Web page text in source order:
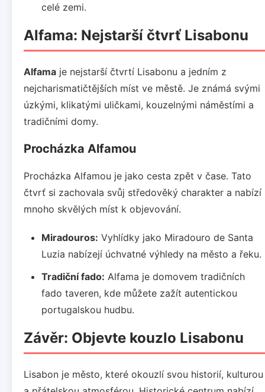
celé zemi.
Alfama: Nejstarší čtvrť Lisabonu
Alfama je nejstarší čtvrtí Lisabonu a jedním z
nejcharismatičtějších míst ve městě. Je známá svými
úzkými, klikatými uličkami, kouzelnými náměstími a
tradičními domy.
Procházka Alfamou
Procházka Alfamou je jako cesta zpět v čase. Tato
čtvrť si zachovala svůj středověký charakter a nabízí
mnoho skvělých míst k objevování.
Miradouros: Vyhlídky jako Miradouro de Santa
Luzia nabízejí úchvatné výhledy na město a řeku.
Tradiční fado: Alfama je domovem tradičních
fado taveren, kde můžete zažít autentickou
portugalskou hudbu.
Závěr: Objevte kouzlo Lisabonu
Lisabon je město, které okouzlí svou historií, kulturou